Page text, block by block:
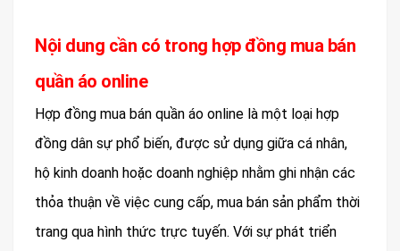
Nội dung cần có trong hợp đồng mua bán
quần áo online
Hợp đồng mua bán quần áo online là một loại hợp
đồng dân sự phổ biến, được sử dụng giữa cá nhân,
hộ kinh doanh hoặc doanh nghiệp nhằm ghi nhận các
thỏa thuận về việc cung cấp, mua bán sản phẩm thời
trang qua hình thức trực tuyến. Với sự phát triển